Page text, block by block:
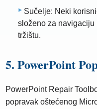
Sučelje: Neki
složeno za navigaciju
tržištu.
5. PowerPoint
PowerPoint Repair
popravak oštećenog